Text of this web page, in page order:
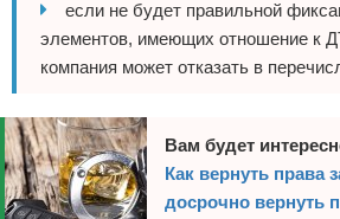
если не будет правильной
элементов, имеющих отношение к
компания может отказать в
Вам будет
Как вернуть права
досрочно вернуть